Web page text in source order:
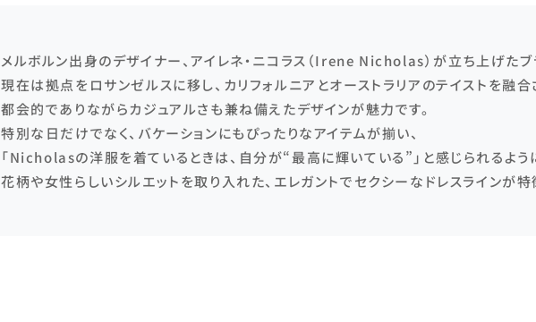
メルボルン出身のデザイナー、アイレネ・ニコラス（Irene Nicholas）が立ち上げたブラ
現在は拠点をロサンゼルスに移し、カリフォルニアとオーストラリアのテイストを融合
都会的でありながらカジュアルさも兼ね備えたデザインが魅力です。
特別な日だけでなく、バケーションにもぴったりなアイテムが揃い、
「Nicholasの洋服を着ているときは、自分が“最高に輝いている”」と感じられるよう
花柄や女性らしいシルエットを取り入れた、エレガントでセクシーなドレスラインが特